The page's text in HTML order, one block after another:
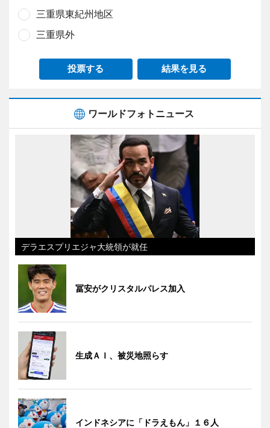
三重県東紀州地区
三重県外
投票する 結果を見る
ワールドフォトニュース
デラエスプリエジャ大統領が就任
冨安がクリスタルパレス加入
生成ＡＩ、被災地照らす
インドネシアに「ドラえもん」１６人